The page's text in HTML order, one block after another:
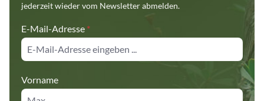
jederzeit wieder vom Newsletter abmelden.
E-Mail-Adresse *
Vorname